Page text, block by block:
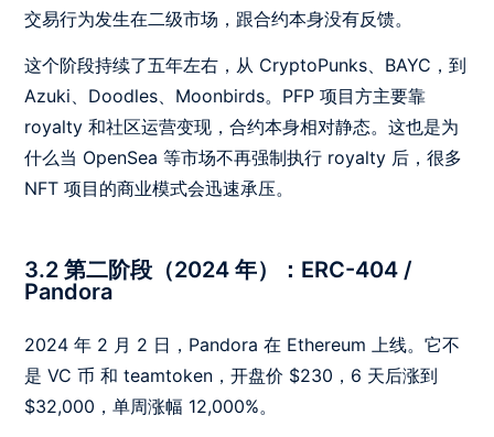
交易行为发生在二级市场，跟合约本身没有反馈。
这个阶段持续了五年左右，从 CryptoPunks、BAYC，到
Azuki、Doodles、Moonbirds。PFP 项目方主要靠
royalty 和社区运营变现，合约本身相对静态。这也是为
什么当 OpenSea 等市场不再强制执行 royalty 后，很多
NFT 项目的商业模式会迅速承压。
3.2 第二阶段（2024 年）：ERC-404 /
Pandora
2024 年 2 月 2 日，Pandora 在 Ethereum 上线。它不
是 VC 币 和 teamtoken，开盘价 $230，6 天后涨到
$32,000，单周涨幅 12,000%。